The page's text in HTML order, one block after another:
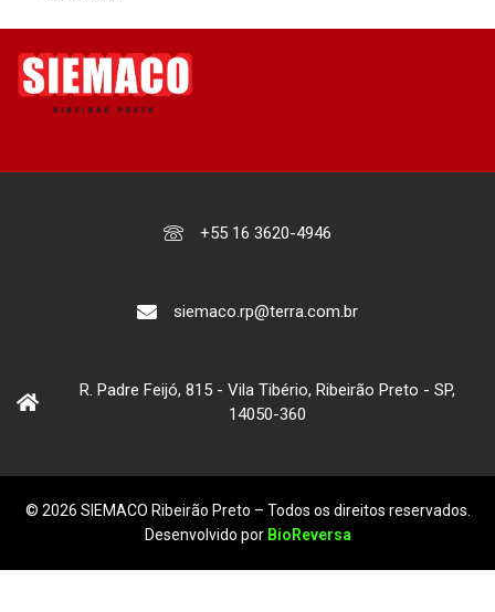
+55 16 3620-4946
siemaco.rp@terra.com.br
R. Padre Feijó, 815 - Vila Tibério, Ribeirão Preto - SP,
14050-360
© 2026 SIEMACO Ribeirão Preto – Todos os direitos reservados.
Desenvolvido por BioReversa